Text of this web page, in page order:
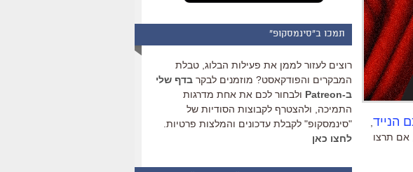
אם תרצו
תמכו ב"סינמסקופ"
רוצים לעזור לממן את פעילות הבלוג, טבלת
המבקרים והפודקאסט? מוזמנים לבקר בדף שלי
ב-Patreon
ולבחור לכם את אחת מדרגות
התמיכה, ולהצטרף לקבוצות הסודיות של
"סינמסקופ" לקבלת עדכונים והמלצות פרטיות.
לחצו כאן